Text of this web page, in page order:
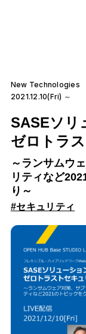
New Technologies
2021.12.10(Fri) ～
SASEソリ
ゼロトラ
～ランサムウ
リティなど
り～
#セキュリティ